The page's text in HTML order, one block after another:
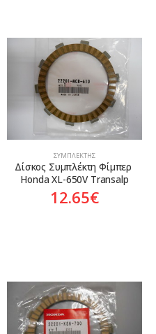
ΣΥΜΠΛΈΚΤΗΣ
Δίσκος Συμπλέκτη Φίμπερ
Honda XL-650V Transalp
12.65€